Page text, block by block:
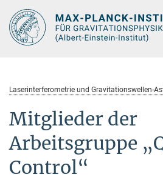
Hauptinhalt
Laserinterferometrie und Gravitationswellen-
Mitglieder der
Arbeitsgruppe
Control“